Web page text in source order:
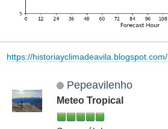
https://historiayclimadeavila.blogspot.com/
Pepeavilenho
Meteo Tropical